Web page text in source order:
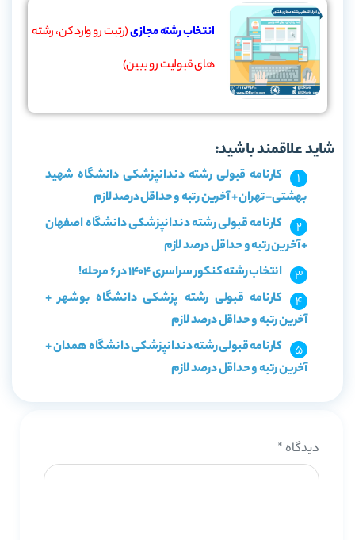
انتخاب رشته مجازی(رتبت رو وارد کن، رشته
های قبولیت رو ببین)
شاید علاقمند باشید:
کارنامه قبولی رشته دندانپزشکی دانشگاه شهید
بهشتی-تهران + آخرین رتبه و حداقل درصد لازم
کارنامه قبولی رشته دندانپزشکی دانشگاه اصفهان
+ آخرین رتبه و حداقل درصد لازم
انتخاب رشته کنکور سراسری 1404 در 6 مرحله!
کارنامه قبولی رشته پزشکی دانشگاه بوشهر +
آخرین رتبه و حداقل درصد لازم
کارنامه قبولی رشته دندانپزشکی دانشگاه همدان +
آخرین رتبه و حداقل درصد لازم
دیدگاه *